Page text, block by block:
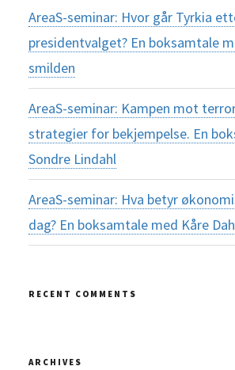
AreaS-seminar: Hvor går Tyrkia
presidentvalget? En boksamtale
smilden
AreaS-seminar: Kampen mot
strategier for bekjempelse. En
Sondre Lindahl
AreaS-seminar: Hva betyr
dag? En boksamtale med Kåre
RECENT COMMENTS
ARCHIVES